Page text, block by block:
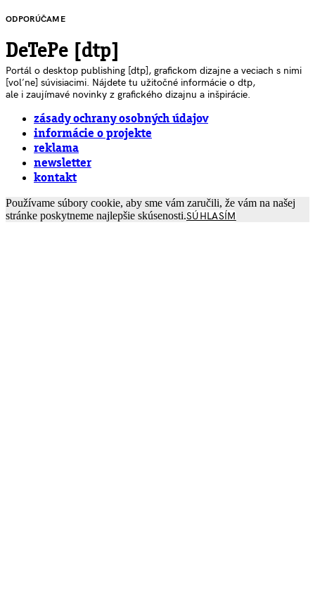
ODPORÚČAME
DeTePe [dtp]
Portál o desktop publishing [dtp], grafickom dizajne a veciach s nimi
[voľne] súvisiacimi. Nájdete tu užitočné informácie o dtp,
ale i zaujímavé novinky z grafického dizajnu a inšpirácie.
zásady ochrany osobných údajov
informácie o projekte
reklama
newsletter
kontakt
Používame súbory cookie, aby sme vám zaručili, že vám na našej
stránke poskytneme najlepšie skúsenosti.SÚHLASÍM